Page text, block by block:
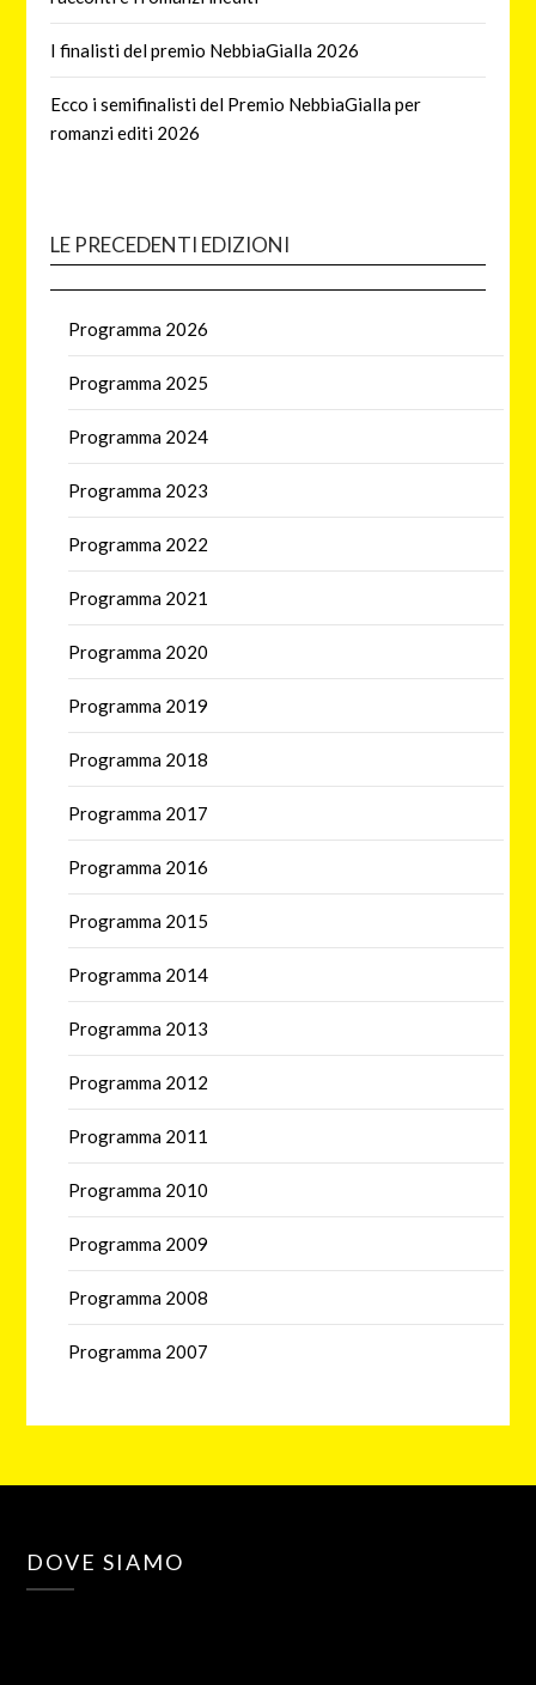
I finalisti del premio NebbiaGialla 2026
Ecco i semifinalisti del Premio NebbiaGialla per
romanzi editi 2026
LE PRECEDENTI EDIZIONI
Programma 2026
Programma 2025
Programma 2024
Programma 2023
Programma 2022
Programma 2021
Programma 2020
Programma 2019
Programma 2018
Programma 2017
Programma 2016
Programma 2015
Programma 2014
Programma 2013
Programma 2012
Programma 2011
Programma 2010
Programma 2009
Programma 2008
Programma 2007
DOVE SIAMO